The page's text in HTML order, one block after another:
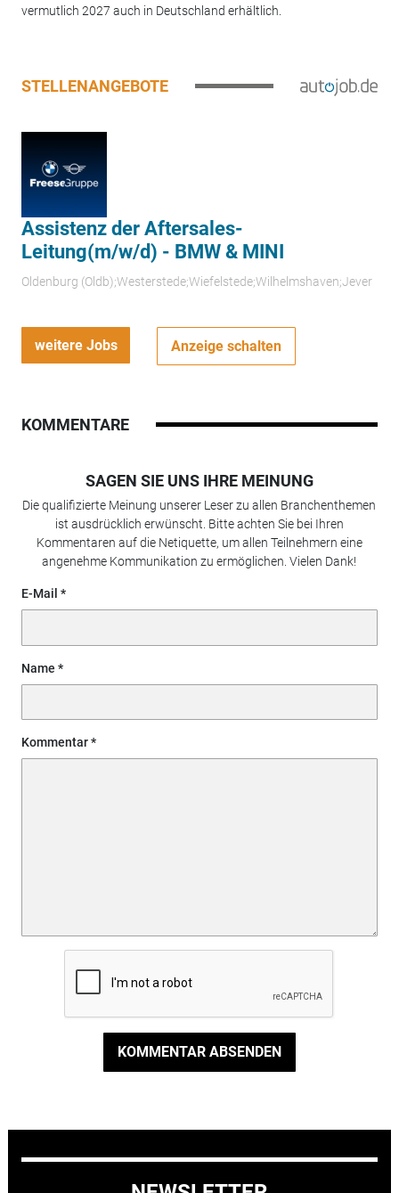
vermutlich 2027 auch in Deutschland erhältlich.
STELLENANGEBOTE
Assistenz der Aftersales-
Leitung(m/w/d) - BMW & MINI
Oldenburg (Oldb);Westerstede;Wiefelstede;Wilhelmshaven;Jever
weitere Jobs Anzeige schalten
KOMMENTARE
SAGEN SIE UNS IHRE MEINUNG
Die qualifizierte Meinung unserer Leser zu allen Branchenthemen
ist ausdrücklich erwünscht. Bitte achten Sie bei Ihren
Kommentaren auf die Netiquette, um allen Teilnehmern eine
angenehme Kommunikation zu ermöglichen. Vielen Dank!
E-Mail
Name
Kommentar
KOMMENTAR ABSENDEN